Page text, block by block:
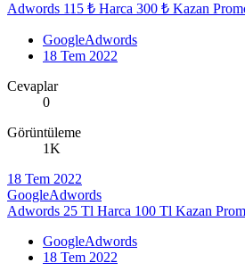
Adwords 115 ₺ Harca 300 ₺ Kazan
GoogleAdwords
18 Tem 2022
Cevaplar
0
Görüntüleme
1K
18 Tem 2022
GoogleAdwords
Adwords 25 Tl Harca 100 Tl Kazan
GoogleAdwords
18 Tem 2022